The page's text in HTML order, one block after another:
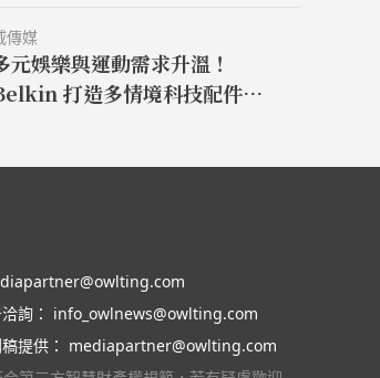
傳媒
元娛樂與運動需求升溫！
打造多情境科技配件生態
詢： info_owlnews@owlting.com
提供： mediapartner@owlting.com